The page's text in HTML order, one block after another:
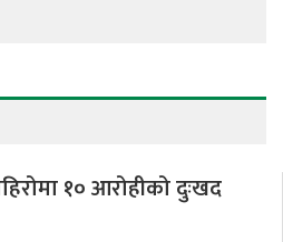
१० आरोहीको दुःखद